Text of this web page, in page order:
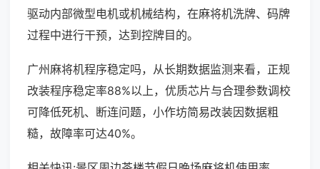
驱动内部微型电机或机械结构，在麻将机洗牌、码牌
过程中进行干预，达到控牌目的。
广州麻将机程序稳定吗，从长期数据监测来看，正规
改装程序稳定率88%以上，优质芯片与合理参数调校
可降低死机、断连问题，小作坊简易改装因数据粗
糙，故障率可达40%。